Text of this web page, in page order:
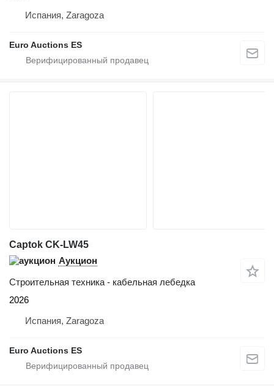
Испания, Zaragoza
Euro Auctions ES
Captok CK-LW45
Аукцион
Строительная техника - кабельная лебедка
2026
Испания, Zaragoza
Euro Auctions ES